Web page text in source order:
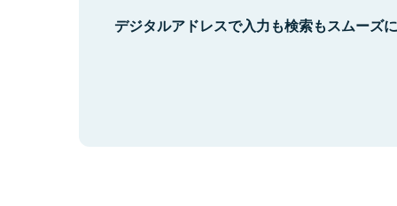
デジタルアドレスで入力も検索もスムーズ